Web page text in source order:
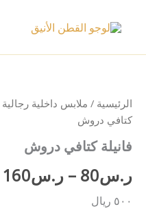
الرئيسية / ملابس داخلية رجالية
كتافي دروش
فانيلة كتافي دروش
ر.س80
– ر.س160
٥٠٠ ريال
دروش